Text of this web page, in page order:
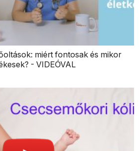
miért fontosak és mikor
- VIDEÓVAL